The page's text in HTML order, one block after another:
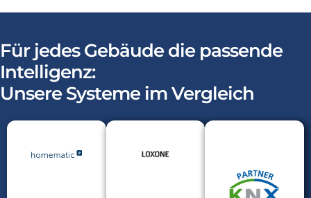
Für jedes Gebäude die passende
Intelligenz:
Unsere Systeme im Vergleich